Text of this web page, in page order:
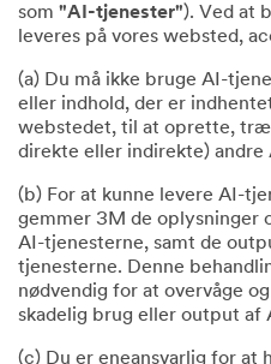
som "AI-tjenester"). Ved at
leveres på vores websted,
(a) Du må ikke bruge AI-
eller indhold, der er
webstedet, til at oprette,
direkte eller indirekte)
(b) For at kunne levere AI-
gemmer 3M de oplysninger
AI-tjenesterne, samt de
tjenesterne. Denne
nødvendig for at overvåge
skadelig brug eller output af
(c) Du er eneansvarlig for at